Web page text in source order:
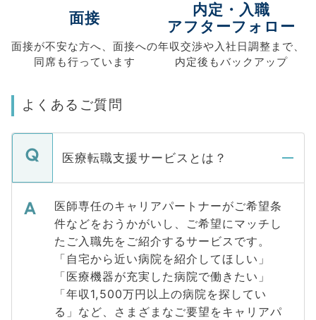
面接
面接が不安な方へ、 面接への
同席も行っています
内定・入職
アフターフォロー
年収交渉や入社日調整まで、
内定後もバックアップ
よくあるご質問
医療転職支援サービスとは？
医師専任のキャリアパートナーがご希望条
件などをおうかがいし、ご希望にマッチし
たご入職先をご紹介するサービスです。
「自宅から近い病院を紹介してほしい」
「医療機器が充実した病院で働きたい」
「年収1,500万円以上の病院を探してい
る」など、さまざまなご要望をキャリアパ